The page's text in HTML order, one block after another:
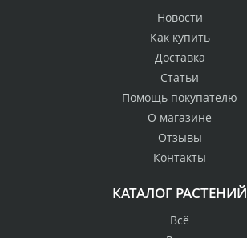
Новости
Как купить
Доставка
Статьи
Помощь покупателю
О магазине
Отзывы
Контакты
КАТАЛОГ РАСТЕНИЙ
Всё